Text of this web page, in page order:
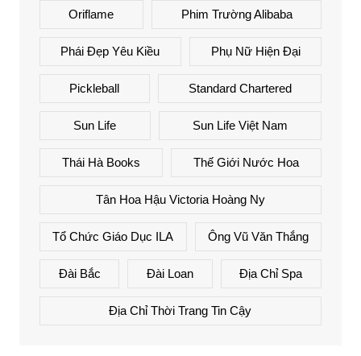
Oriflame Phim Trường Alibaba
Phái Đẹp Yêu Kiều Phụ Nữ Hiện Đại
Pickleball Standard Chartered
Sun Life Sun Life Việt Nam
Thái Hà Books Thế Giới Nước Hoa
Tân Hoa Hậu Victoria Hoàng Ny
Tổ Chức Giáo Dục ILA Ông Vũ Văn Thắng
Đài Bắc Đài Loan Địa Chỉ Spa
Địa Chỉ Thời Trang Tin Cậy